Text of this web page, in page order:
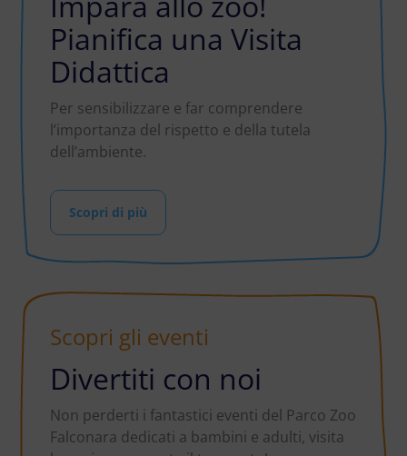
Pianifica una Visita
Didattica
Per sensibilizzare e far comprendere
l’importanza del rispetto e della tutela
dell’ambiente.
Scopri di più
Scopri gli eventi
Divertiti con noi
Non perderti i fantastici eventi del Parco Zoo
Falconara dedicati a bambini e adulti, visita